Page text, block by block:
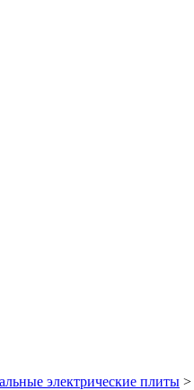
электрические плиты >